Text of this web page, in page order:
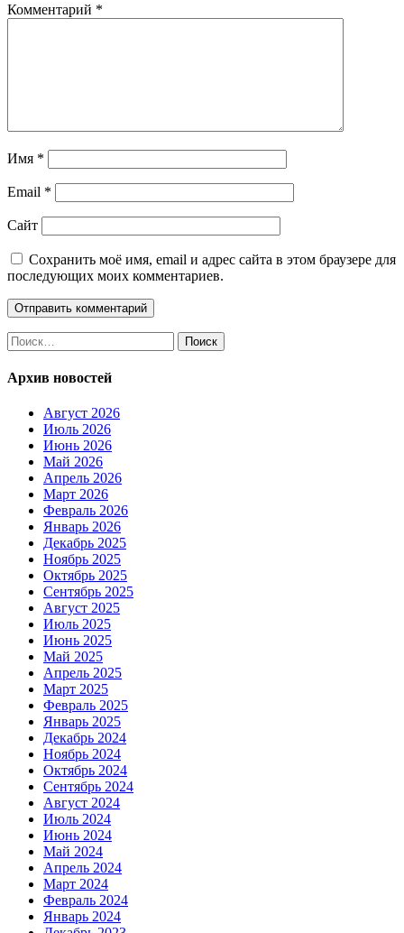
Комментарий *
Имя *
Email *
Сайт
Сохранить моё имя, email и адрес сайта в этом браузере для
последующих моих комментариев.
Найти:
Архив новостей
Август 2026
Июль 2026
Июнь 2026
Май 2026
Апрель 2026
Март 2026
Февраль 2026
Январь 2026
Декабрь 2025
Ноябрь 2025
Октябрь 2025
Сентябрь 2025
Август 2025
Июль 2025
Июнь 2025
Май 2025
Апрель 2025
Март 2025
Февраль 2025
Январь 2025
Декабрь 2024
Ноябрь 2024
Октябрь 2024
Сентябрь 2024
Август 2024
Июль 2024
Июнь 2024
Май 2024
Апрель 2024
Март 2024
Февраль 2024
Январь 2024